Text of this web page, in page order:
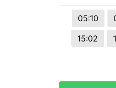
05:10
15:02